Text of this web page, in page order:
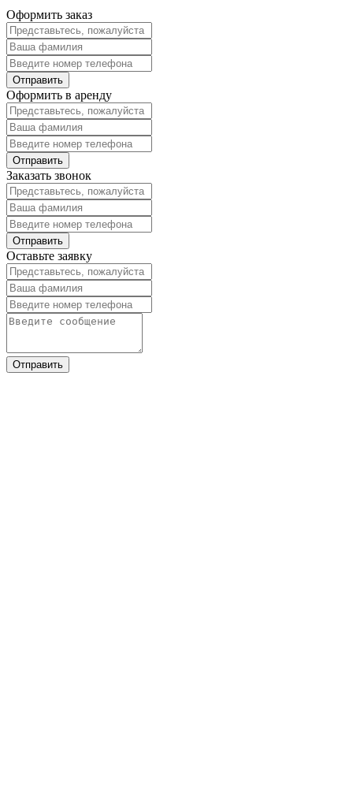
Оформить заказ
Оформить в аренду
Заказать звонок
Оставьте заявку